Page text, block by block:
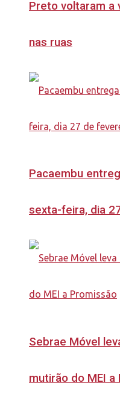
Preto voltaram a
nas ruas
Pacaembu
sexta-feira, dia
Sebrae Móvel
mutirão do MEI a